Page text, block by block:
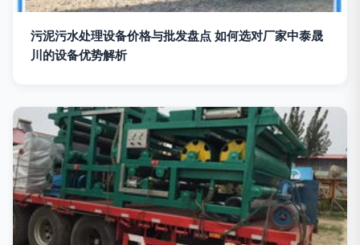
污泥污水处理设备价格与批发盘点 如何选对厂家中泰晟
川的设备优势解析